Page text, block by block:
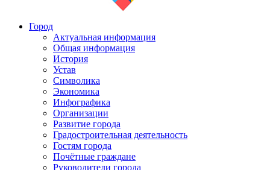
Город
Актуальная информация
Общая информация
История
Устав
Символика
Экономика
Инфографика
Организации
Развитие города
Градостроительная деятельность
Гостям города
Почётные граждане
Руководители города